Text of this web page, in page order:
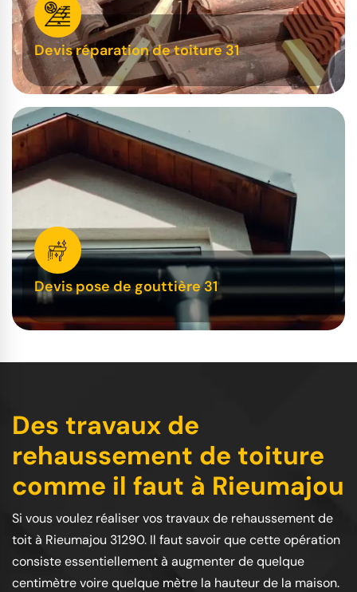
Devis réparation de toiture 31
Devis pose de gouttière 31
Des travaux de
rehaussement de toiture
comme il faut à Rieumajou
Si vous voulez réaliser vos travaux de rehaussement de
toit à Rieumajou 31290. Il faut savoir que cette opération
consiste essentiellement à augmenter de quelque
centimètre voire quelque mètre la hauteur de la maison.